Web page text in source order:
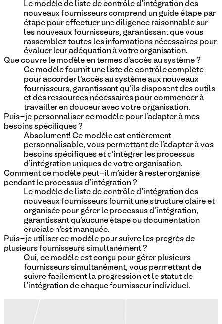
Le modèle de liste de contrôle d'intégration des
nouveaux fournisseurs comprend un guide étape par
étape pour effectuer une diligence raisonnable sur
les nouveaux fournisseurs, garantissant que vous
rassemblez toutes les informations nécessaires pour
évaluer leur adéquation à votre organisation.
Que couvre le modèle en termes d’accès au système ?
Ce modèle fournit une liste de contrôle complète
pour accorder l'accès au système aux nouveaux
fournisseurs, garantissant qu'ils disposent des outils
et des ressources nécessaires pour commencer à
travailler en douceur avec votre organisation.
Puis-je personnaliser ce modèle pour l'adapter à mes
besoins spécifiques ?
Absolument! Ce modèle est entièrement
personnalisable, vous permettant de l'adapter à vos
besoins spécifiques et d'intégrer les processus
d'intégration uniques de votre organisation.
Comment ce modèle peut-il m'aider à rester organisé
pendant le processus d'intégration ?
Le modèle de liste de contrôle d'intégration des
nouveaux fournisseurs fournit une structure claire et
organisée pour gérer le processus d'intégration,
garantissant qu'aucune étape ou documentation
cruciale n'est manquée.
Puis-je utiliser ce modèle pour suivre les progrès de
plusieurs fournisseurs simultanément ?
Oui, ce modèle est conçu pour gérer plusieurs
fournisseurs simultanément, vous permettant de
suivre facilement la progression et le statut de
l'intégration de chaque fournisseur individuel.